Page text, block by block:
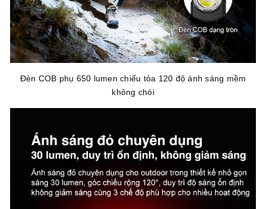
Đèn COB phụ 650 lumen chiếu tỏa 120 độ ánh sáng mềm
không chói